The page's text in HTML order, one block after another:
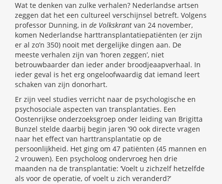
Wat te denken van zulke verhalen? Nederlandse artsen
zeggen dat het een cultureel verschijnsel betreft. Volgens
professor Dunning, in de Volkskrant van 24 november,
komen Nederlandse harttransplantatiepatiënten (er zijn
er al zo’n 350) nooit met dergelijke dingen aan. De
meeste verhalen zijn van ‘horen zeggen’, niet
betrouwbaarder dan ieder ander broodjeaapverhaal. In
ieder geval is het erg ongeloofwaardig dat iemand leert
schaken van zijn donorhart.
Er zijn veel studies verricht naar de psychologische en
psychosociale aspecten van transplantaties. Een
Oostenrijkse onderzoeksgroep onder leiding van Brigitta
Bunzel stelde daarbij begin jaren ’90 ook directe vragen
naar het effect van harttransplantatie op de
persoonlijkheid. Het ging om 47 patiënten (45 mannen en
2 vrouwen). Een psycholoog ondervroeg hen drie
maanden na de transplantatie: ‘Voelt u zichzelf hetzelfde
als voor de operatie, of voelt u zich veranderd?’